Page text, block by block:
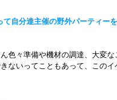
て自分達主催の野外パーティー
色々準備や機材の調達、大変
ないってこともあって、この